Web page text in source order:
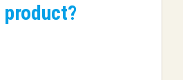
DS3H AX